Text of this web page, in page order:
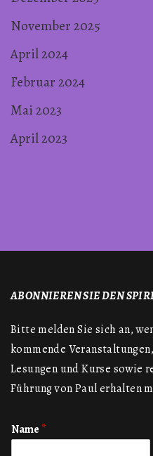
November 2025
April 2024
Februar 2024
Mai 2023
April 2023
ABONNIEREN SIE DEN
Bitte melden Sie sich an,
kommende
Lesungen und Kurse sowie
Führung von Paul erhalten
Name *